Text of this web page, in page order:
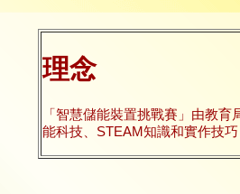
理念
「智慧儲能裝置挑戰賽」由教
能科技、STEAM知識和實作技